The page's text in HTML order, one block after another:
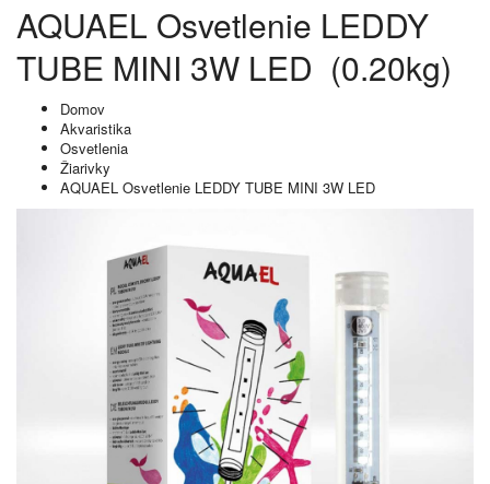
AQUAEL Osvetlenie LEDDY
TUBE MINI 3W LED (0.20kg)
Domov
Akvaristika
Osvetlenia
Žiarivky
AQUAEL Osvetlenie LEDDY TUBE MINI 3W LED